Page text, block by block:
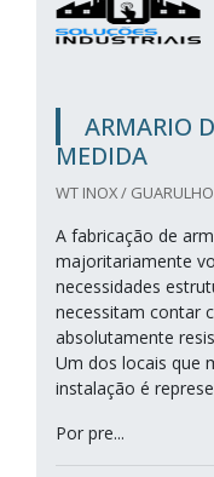
ARMARIO
MEDIDA
WT INOX /
A fabricação de
majoritariamente
necessidades
necessitam contar
absolutamente
Um dos locais que
instalação é
Por pre...